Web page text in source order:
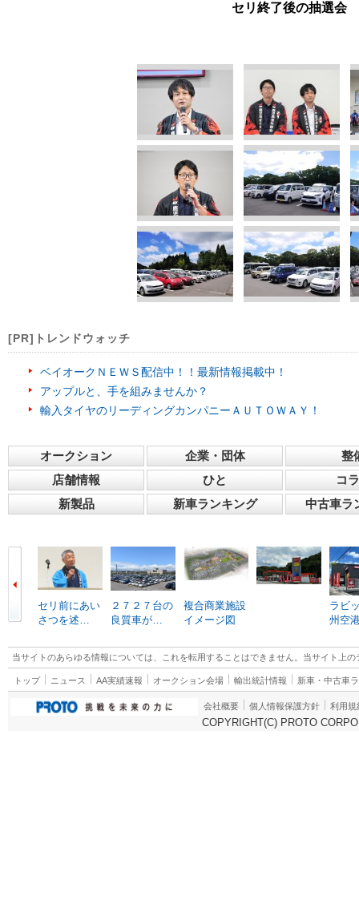
セリ終了後の抽選会
[PR]トレンドウォッチ
ベイオークＮＥＷＳ配信中！！最新情報掲載中！
アップルと、手を組みませんか？
輸入タイヤのリーディングカンパニーＡＵＴＯＷＡＹ！
オークション 企業・団体
整
店舗情報
ひと
コ
新製品
新車ランキング 中古車ラ
セリ前にあい
さつを述…
２７２７台の
良質車が…
複合商業施設
イメージ図
ラビ
州空
当サイトのあらゆる情報については、これを転用することはできません。当サイト上
トップ ニュース AA実績速報 オークション会場 輸出統計情報 新車・中古車
会社概要 個人情報保護方針 利用規
COPYRIGHT(C) PROTO